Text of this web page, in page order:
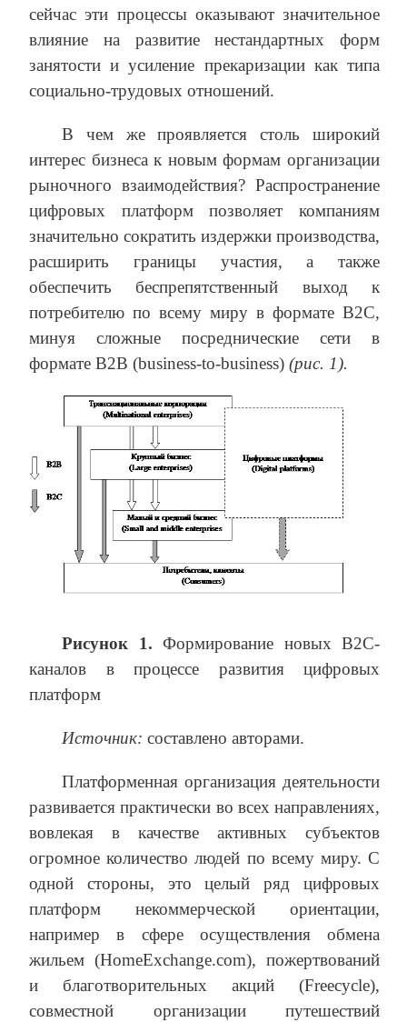
сейчас эти процессы оказывают значительное
влияние на развитие нестандартных форм
занятости и усиление прекаризации как типа
социально-трудовых отношений.
В чем же проявляется столь широкий
интерес бизнеса к новым формам организации
рыночного взаимодействия? Распространение
цифровых платформ позволяет компаниям
значительно сократить издержки производства,
расширить границы участия, а также
обеспечить беспрепятственный выход к
потребителю по всему миру в формате B2C,
минуя сложные посреднические сети в
формате B2B (business-to-business) (рис. 1).
Рисунок 1. Формирование новых B2C-
каналов в процессе развития цифровых
платформ
Источник: составлено авторами.
Платформенная организация деятельности
развивается практически во всех направлениях,
вовлекая в качестве активных субъектов
огромное количество людей по всему миру. С
одной стороны, это целый ряд цифровых
платформ некоммерческой ориентации,
например в сфере осуществления обмена
жильем (HomeExchange.com), пожертвований
и благотворительных акций (Freecycle),
совместной организации путешествий